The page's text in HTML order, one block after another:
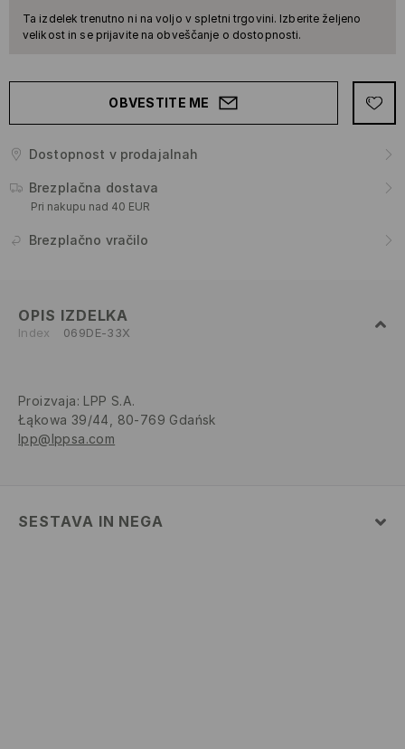
Ta izdelek trenutno ni na voljo v spletni trgovini. Izberite željeno
velikost in se prijavite na obveščanje o dostopnosti.
OBVESTITE ME
Dostopnost v prodajalnah
Brezplačna dostava
Pri nakupu nad 40 EUR
Brezplačno vračilo
OPIS IZDELKA
Index 069DE-33X
Proizvaja: LPP S.A.
Łąkowa 39/44, 80-769 Gdańsk
lpp@lppsa.com
SESTAVA IN NEGA